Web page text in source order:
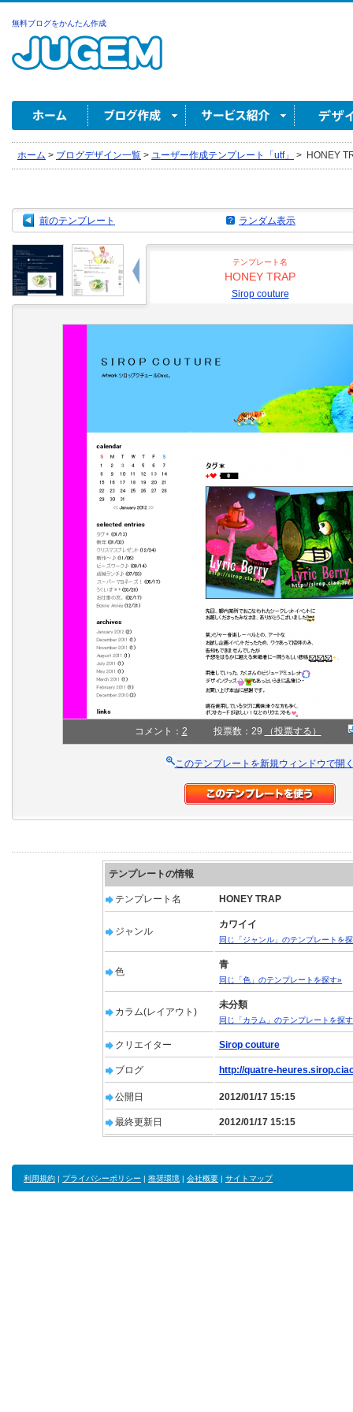
無料ブログをかんたん作成
ホーム > ブログデザイン一覧 > ユーザー作成テンプレート「utf」 > HONEY
前のテンプレート ランダム表示
テンプレート名
HONEY TRAP
Sirop couture
コメント： 2 投票数：29 （投票する）
このテンプレートを新規ウィンドウで開
テンプレートの情報
テンプレート名 HONEY TRAP
ジャンル
カワイイ
同じ「ジャンル」のテンプレートを
色
青
同じ「色」のテンプレートを探す»
カラム(レイアウト)
未分類
同じ「カラム」のテンプレートを探
クリエイター Sirop couture
ブログ http://quatre-
公開日 2012/01/17 15:15
最終更新日 2012/01/17 15:15
利用規約 | プライバシーポリシー | 推奨環境 | 会社概要 | サイトマップ